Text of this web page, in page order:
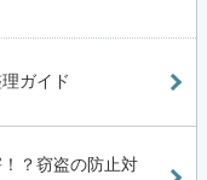
ガイド
？窃盗の防止対